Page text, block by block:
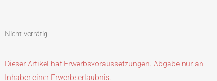
Nicht vorrätig
Dieser Artikel hat Erwerbsvoraussetzungen. Abgabe nur an
Inhaber einer Erwerbserlaubnis.